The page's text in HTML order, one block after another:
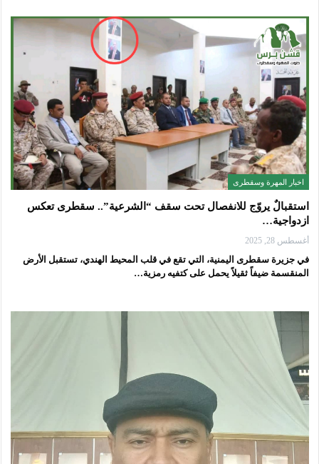
اخبار المهرة وسقطرى
استقبالٌ يروّج للانفصال تحت سقف “الشرعية”.. سقطرى تعكس
ازدواجية…
أغسطس 28, 2025
في جزيرة سقطرى اليمنية، التي تقع في قلب المحيط الهندي، تستقبل الأرض
المنقسمة ضيفاً ثقيلاً يحمل على كتفيه رمزية…